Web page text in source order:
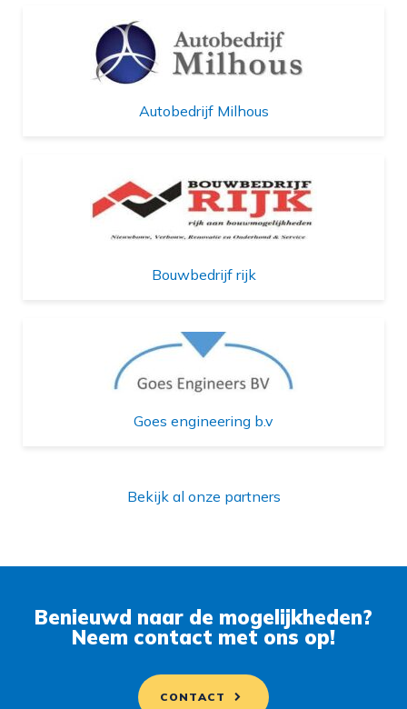
Autobedrijf Milhous
Bouwbedrijf rijk
Goes engineering b.v
Bekijk al onze partners
Benieuwd naar de mogelijkheden?
Neem contact met ons op!
CONTACT